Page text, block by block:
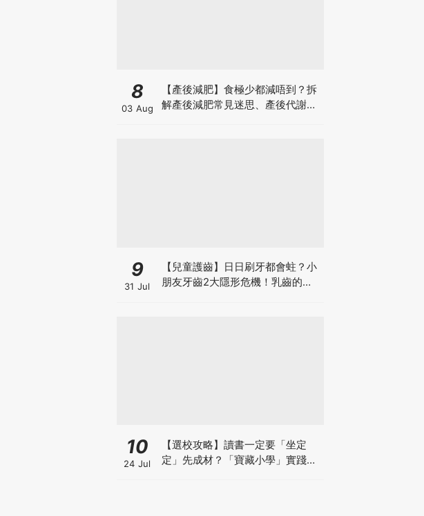
8
03 Aug
【產後減肥】食極少都減唔到？拆
解產後減肥常見迷思、產後代謝、
9
31 Jul
【兒童護齒】日日刷牙都會蛀？小
朋友牙齒2大隱形危機！乳齒的琺
10
24 Jul
【選校攻略】讀書一定要「坐定
定」先成材？「寶藏小學」實踐動